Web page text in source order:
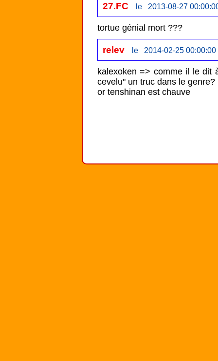
27.FC le 2013-08-27
tortue génial mort ???
relev le 2014-02-25 00:00:00
kalexoken => comme il le dit
cevelu" un truc dans le genre?
or tenshinan est chauve